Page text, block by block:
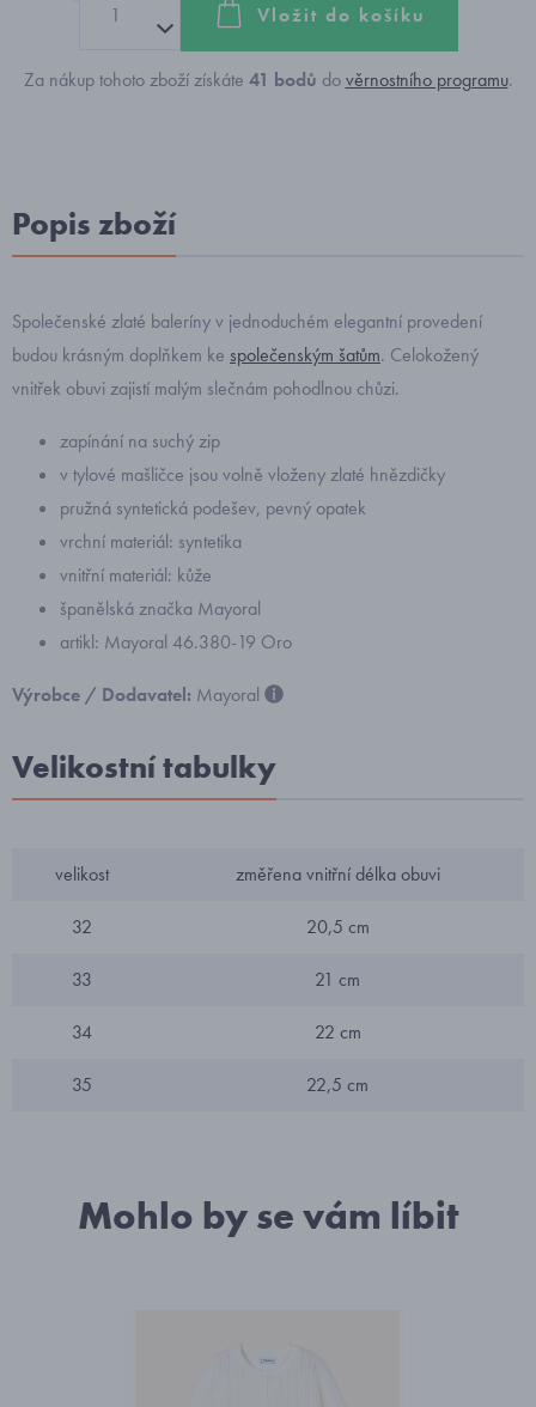
Vložit do košíku
Za nákup tohoto zboží získáte 41 bodů dověrnostního programu.
Popis zboží
Společenské zlaté baleríny v jednoduchém elegantní provedení
budou krásným doplňkem ke společenským šatům. Celokožený
vnitřek obuvi zajistí malým slečnám pohodlnou chůzi.
zapínání na suchý zip
v tylové mašličce jsou volně vloženy zlaté hnězdičky
pružná syntetická podešev, pevný opatek
vrchní materiál: syntetika
vnitřní materiál: kůže
španělská značka Mayoral
artikl: Mayoral 46.380-19 Oro
Výrobce / Dodavatel: Mayoral
Velikostní tabulky
velikost změřena vnitřní délka obuvi
32 20,5 cm
33 21 cm
34 22 cm
35 22,5 cm
Mohlo by se vám líbit